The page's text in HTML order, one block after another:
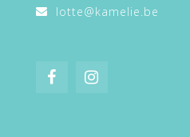
lotte@kamelie.be